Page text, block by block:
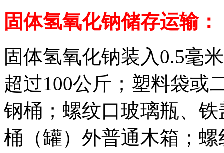
固体氢氧化钠储存运输：
固体氢氧化钠装入0.5毫
超过100公斤；塑料袋或
钢桶；螺纹口玻璃瓶、
桶（罐）外普通木箱；